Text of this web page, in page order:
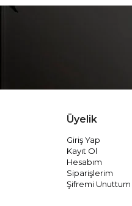
Üyelik
Giriş Yap
Kayıt Ol
Hesabım
Siparişlerim
Şifremi Unuttum